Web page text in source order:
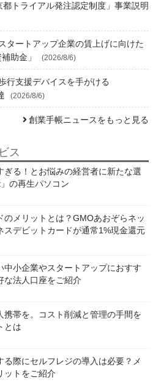
トライアル発注認定制度」事業説明
タートアップ企業の賃上げに向けた
助金」
(2026/8/6)
行支援デバイスを手がける
(2026/8/6)
創業手帳ニュースをもっと見る
ス
ぎる！とお悩みの経営者に新たな選
の再生パソコン
のメリットとは？GMOあおぞらネッ
スデビットカードが通常1%現金還元
中小企業やスタートアップにおすす
な法人口座をご紹介
携帯を。コスト削減と管理の手間を
とは
る際にセルフレジの導入は必要？メ
ットをご紹介